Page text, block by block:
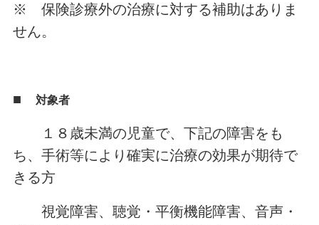
※ 保険診療外の治療に対する補助はありま
せん。
■ 対象者
１８歳未満の児童で、下記の障害をも
ち、手術等により確実に治療の効果が期待で
きる方
視覚障害、聴覚・平衡機能障害、音声・